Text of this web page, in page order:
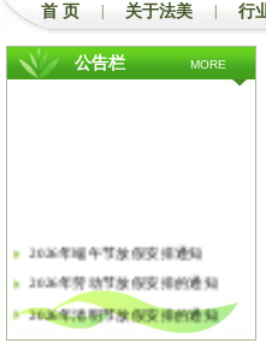
首 页 关于法美 行
公告栏 MORE
2026年端午节放假安排通知
2026年劳动节放假安排的通知
2026年清明节放假安排的通知
关于软件企业评估有关工作的通知